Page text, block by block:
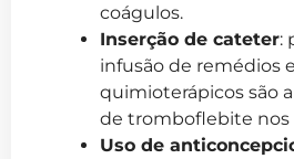
coágulos.
Inserção de cateter:
infusão de remédios
quimioterápicos são
de tromboflebite nos
Uso de